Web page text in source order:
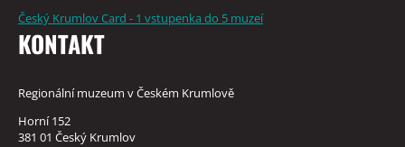
Český Krumlov Card - 1 vstupenka do 5 muzeí
KONTAKT
Regionální muzeum v Českém Krumlově
Horní 152
381 01 Český Krumlov